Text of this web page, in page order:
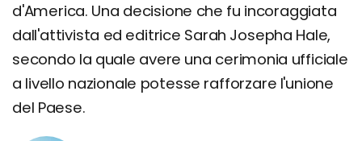
d'America. Una decisione che fu incoraggiata
dall'attivista ed editrice Sarah Josepha Hale,
secondo la quale avere una cerimonia ufficiale
a livello nazionale potesse rafforzare l'unione
del Paese.